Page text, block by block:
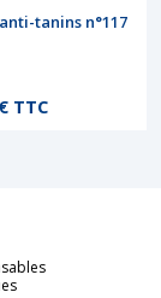
tanins n°117
TTC